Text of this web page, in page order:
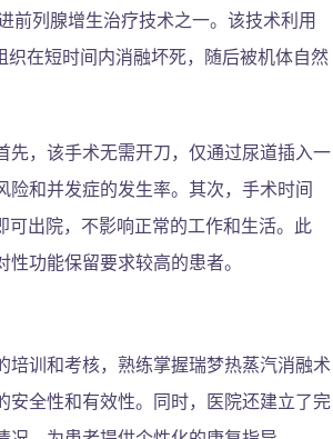
前列腺增生治疗技术之一。该技术利用
在短时间内消融坏死，随后被机体自然
，该手术无需开刀，仅通过尿道插入一
和并发症的发生率。其次，手术时间
出院，不影响正常的工作和生活。此
功能保留要求较高的患者。
训和考核，熟练掌握瑞梦热蒸汽消融术
全性和有效性。同时，医院还建立了完